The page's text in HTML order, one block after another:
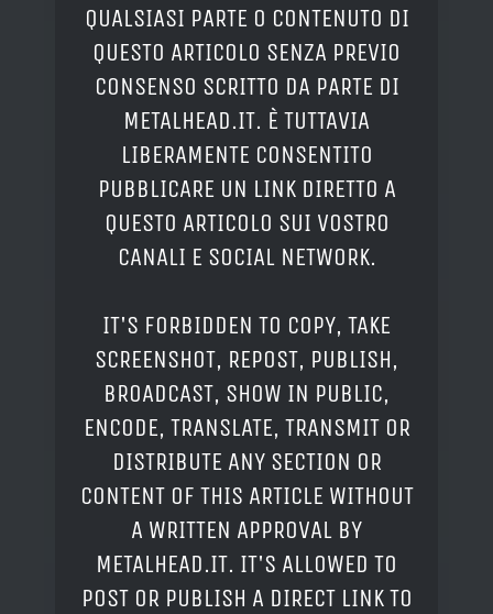
QUALSIASI PARTE O CONTENUTO DI
QUESTO ARTICOLO SENZA PREVIO
CONSENSO SCRITTO DA PARTE DI
METALHEAD.IT. È TUTTAVIA
LIBERAMENTE CONSENTITO
PUBBLICARE UN LINK DIRETTO A
QUESTO ARTICOLO SUI VOSTRO
CANALI E SOCIAL NETWORK.
IT'S FORBIDDEN TO COPY, TAKE
SCREENSHOT, REPOST, PUBLISH,
BROADCAST, SHOW IN PUBLIC,
ENCODE, TRANSLATE, TRANSMIT OR
DISTRIBUTE ANY SECTION OR
CONTENT OF THIS ARTICLE WITHOUT
A WRITTEN APPROVAL BY
METALHEAD.IT. IT'S ALLOWED TO
POST OR PUBLISH A DIRECT LINK TO